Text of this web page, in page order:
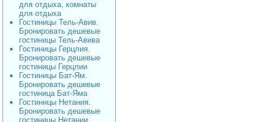
для отдыха, комнаты
для отдыха
Гостиницы Тель-Авив.
Бронировать дешевые
гостиницы Тель-Авива
Гостиницы Герцлия.
Бронировать дешевые
гостиницы Герцлии
Гостиницы Бат-Ям.
Бронировать дешевые
гостиница Бат-Яма
Гостиницы Нетания.
Бронировать дешевые
гостиницы Нетании